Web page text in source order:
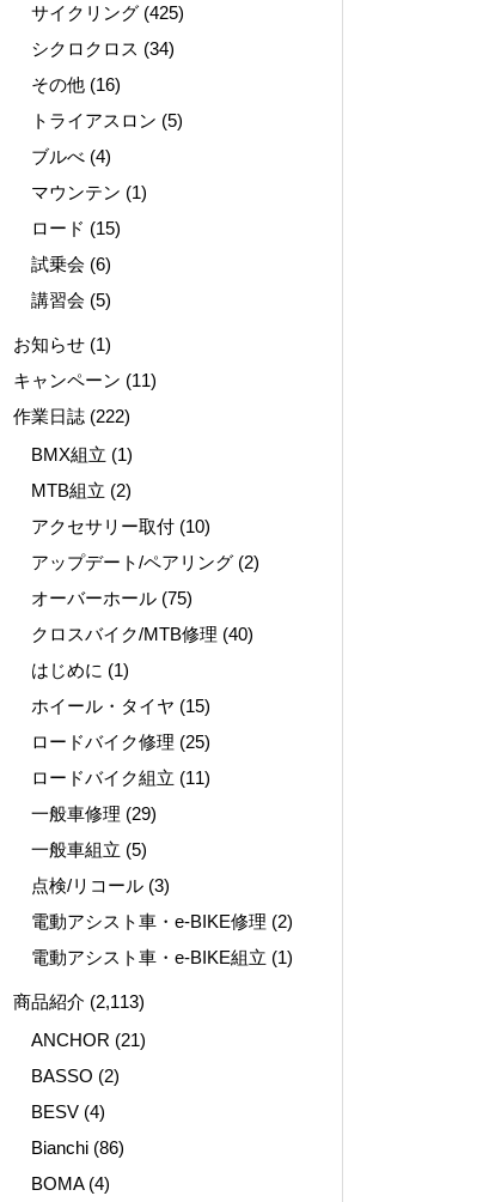
サイクリング (425)
シクロクロス (34)
その他 (16)
トライアスロン (5)
ブルべ (4)
マウンテン (1)
ロード (15)
試乗会 (6)
講習会 (5)
お知らせ (1)
キャンペーン (11)
作業日誌 (222)
BMX組立 (1)
MTB組立 (2)
アクセサリー取付 (10)
アップデート/ペアリング (2)
オーバーホール (75)
クロスバイク/MTB修理 (40)
はじめに (1)
ホイール・タイヤ (15)
ロードバイク修理 (25)
ロードバイク組立 (11)
一般車修理 (29)
一般車組立 (5)
点検/リコール (3)
電動アシスト車・e-BIKE修理 (2)
電動アシスト車・e-BIKE組立 (1)
商品紹介 (2,113)
ANCHOR (21)
BASSO (2)
BESV (4)
Bianchi (86)
BOMA(4)